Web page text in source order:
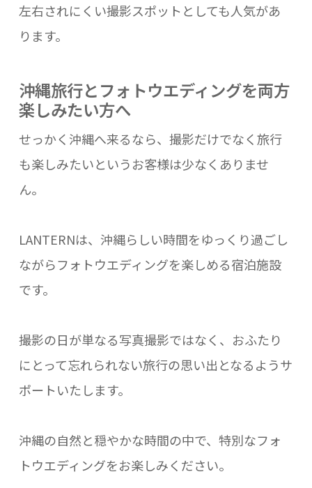
左右されにくい撮影スポットとしても人気があ
ります。
沖縄旅行とフォトウエディングを両方
楽しみたい方へ
せっかく沖縄へ来るなら、撮影だけでなく旅行
も楽しみたいというお客様は少なくありませ
ん。
LANTERNは、沖縄らしい時間をゆっくり過ごし
ながらフォトウエディングを楽しめる宿泊施設
です。
撮影の日が単なる写真撮影ではなく、おふたり
にとって忘れられない旅行の思い出となるようサ
ポートいたします。
沖縄の自然と穏やかな時間の中で、特別なフォ
トウエディングをお楽しみください。